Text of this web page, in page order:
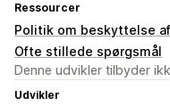
Ressourcer
Politik om beskyttelse
Ofte stillede spørgsmål
Denne udvikler tilbyder
Udvikler